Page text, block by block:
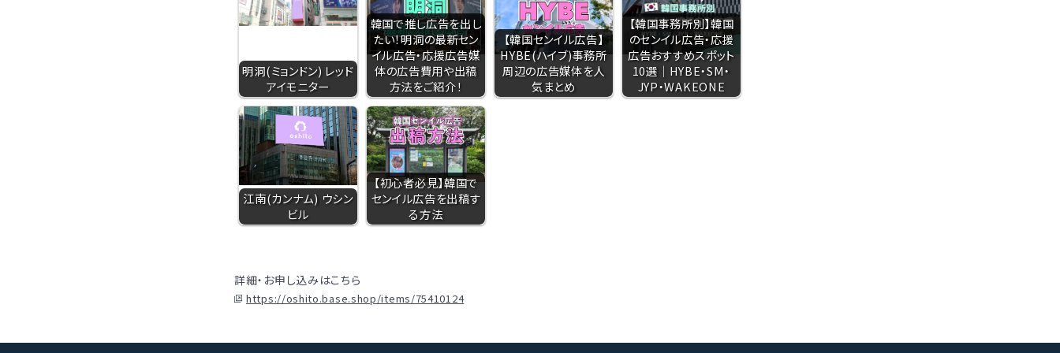
明洞(ミョンドン) レッド
アイモニター
韓国で推し広告を出し
たい！明洞の最新セン
イル広告・応援広告媒
体の広告費用や出稿
方法をご紹介！
【韓国センイル広告】
HYBE(ハイブ)事務所
周辺の広告媒体を人
気まとめ
【韓国事務所別】韓国
のセンイル広告・応援
広告おすすめスポット
10選｜HYBE・SM・
JYP・WAKEONE
江南(カンナム) ウシン
ビル
【初心者必見】韓国で
センイル広告を出稿す
る方法
詳細・お申し込みはこちら
https://oshito.base.shop/items/75410124